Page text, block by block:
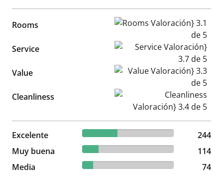
Rooms Rooms Valoración} 3.1 de 5
Service Service Valoración} 3.7 de 5
Value Value Valoración} 3.3 de 5
Cleanliness Cleanliness Valoración} 3.4
Excelente 38.3% reviewed Excelente
244 reviews
244
Muy buena
17.9% reviewed Muy buena
114 reviews
114
Media
11.62% reviewed Media
74 reviews
74